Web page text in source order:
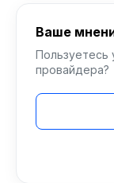
Ваше
Пользуетесь
провайдера?